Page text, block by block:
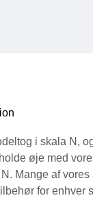
i skala N,
øje med
Mange af
for enhver